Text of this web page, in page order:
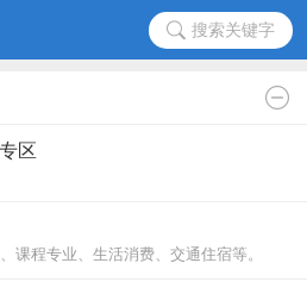
搜索关键字
区
课程专业、生活消费、交通住宿等。